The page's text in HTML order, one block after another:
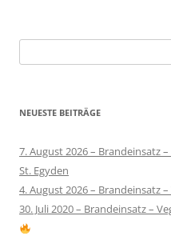
nach:
NEUESTE BEITRÄGE
7. August 2026 – Brandeinsatz –
St. Egyden
4. August 2026 – Brandeinsatz
30. Juli 2020 – Brandeinsatz –